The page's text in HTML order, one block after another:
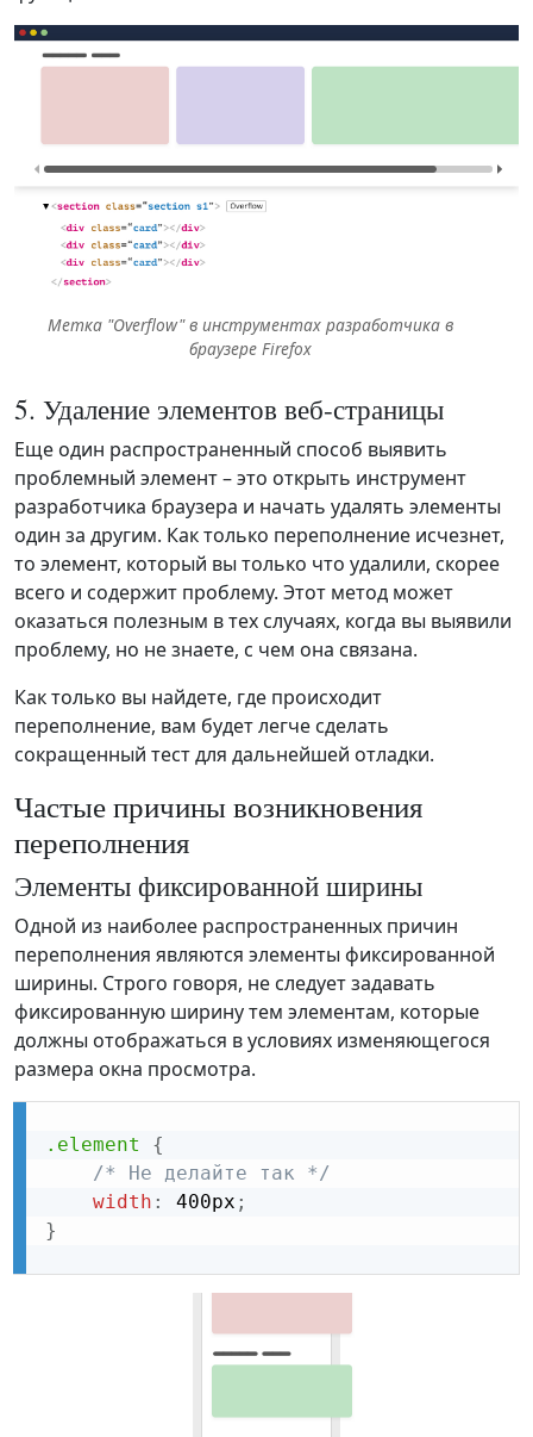
Метка "Overflow" в инструментах разработчика в
браузере Firefox
5. Удаление элементов веб-страницы
Еще один распространенный способ выявить
проблемный элемент – это открыть инструмент
разработчика браузера и начать удалять элементы
один за другим. Как только переполнение исчезнет,
то элемент, который вы только что удалили, скорее
всего и содержит проблему. Этот метод может
оказаться полезным в тех случаях, когда вы выявили
проблему, но не знаете, с чем она связана.
Как только вы найдете, где происходит
переполнение, вам будет легче сделать
сокращенный тест для дальнейшей отладки.
Частые причины возникновения
переполнения
Элементы фиксированной ширины
Одной из наиболее распространенных причин
переполнения являются элементы фиксированной
ширины. Строго говоря, не следует задавать
фиксированную ширину тем элементам, которые
должны отображаться в условиях изменяющегося
размера окна просмотра.
.element
{
/* Не делайте так */
width : 400px ;
}